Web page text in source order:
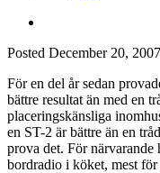
Posted December 20, 2007
För en del år sedan
bättre resultat än med en
placeringskänsliga
en ST-2 är bättre än en
prova det. För närvarande
bordradio i köket, mest för